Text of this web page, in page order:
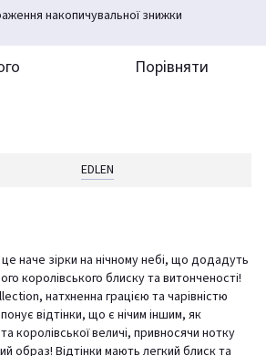
накопичувальної знижки
Порівняти
EDLEN
наче зірки на нічному небі, що додадуть
королівського блиску та витонченості!
натхненна грацією та чарівністю
відтінки, що є нічим іншим, як
королівської величі, привносячи нотку
образ! Відтінки мають легкий блиск та